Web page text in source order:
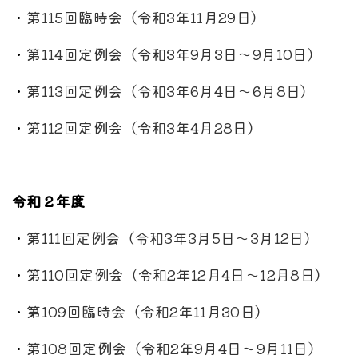
・ 第115回臨時会（令和3年11月29日）
・ 第114回定例会（令和3年9月3日～9月10日）
・ 第113回定例会（令和3年6月4日～6月8日）
・ 第112回定例会（令和3年4月28日）
令和２年度
・ 第111回定例会（令和3年3月5日～3月12日）
・ 第110回定例会（令和2年12月4日～12月8日）
・ 第109回臨時会（令和2年11月30日）
・ 第108回定例会（令和2年9月4日～9月11日）